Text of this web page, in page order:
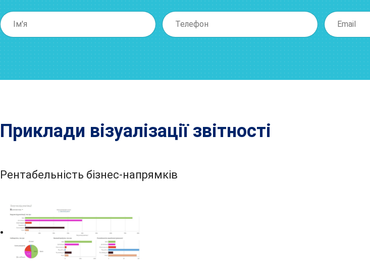
Приклади візуалізації звітності
Рентабельність бізнес-напрямків